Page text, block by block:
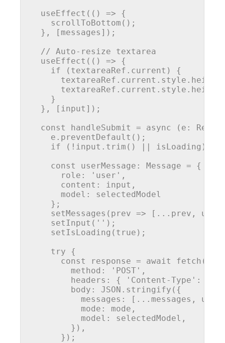
useEffect ( () => {
scrollToBottom ();
  }, [messages]);
// Auto-resize textarea
useEffect ( () => {
if (textareaRef. current ) {
      textareaRef.
current . style . height
      textareaRef.
current . style . height
    }
  }, [input]);
const
handleSubmit = async ( e:
    e.
preventDefault ();
if (!input. trim () || isLoading)
const
userMessage : Message = {
role : 'user' ,
content : input,
model : selectedModel
    };
setMessages ( prev => [...prev,
setInput ( '' );
setIsLoading ( true );
try {
const
response = await fetch (
method : 'POST' ,
headers : { 'Content-Type' :
body : JSON . stringify ({
messages : [...messages,
mode : mode,
model : selectedModel,
        }),
      });